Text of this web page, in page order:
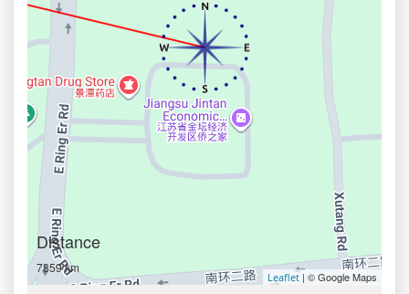
Distance
7859 km
Leaflet | © Google Maps